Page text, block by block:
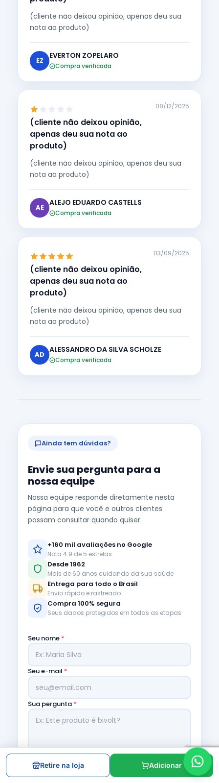
(cliente não deixou opinião, apenas deu sua
nota ao produto)
EZ
EVERTON ZOPELARO
Compra verificada
(cliente não deixou opinião,
apenas deu sua nota ao
produto)
08/12/2025
(cliente não deixou opinião, apenas deu sua
nota ao produto)
AE
ALEJO EDUARDO CASTELLS
Compra verificada
(cliente não deixou opinião,
apenas deu sua nota ao
produto)
03/09/2025
(cliente não deixou opinião, apenas deu sua
nota ao produto)
AD
ALESSANDRO DA SILVA SCHOLZE
Compra verificada
Ainda tem dúvidas?
Envie sua pergunta para a
nossa equipe
Nossa equipe responde diretamente nesta
página para que você e outros clientes
possam consultar quando quiser.
+160 mil avaliações no Google
Nota 4.9 de 5 estrelas
Desde 1962
Mais de 60 anos cuidando da sua saúde
Entrega para todo o Brasil
Envio rápido e rastreado
Compra 100% segura
Seus dados protegidos em todas as etapas
Seu nome *
Seu e-mail *
Sua pergunta *
Retire na loja Adicionar